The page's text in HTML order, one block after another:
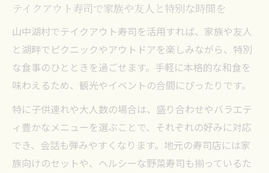
テイクアウト寿司で家族や友人と特別な時間を
山中湖村でテイクアウト寿司を活用すれば、家族や友人
と湖畔でピクニックやアウトドアを楽しみながら、特別
な食事のひとときを過ごせます。手軽に本格的な和食を
味わえるため、観光やイベントの合間にぴったりです。
特に子供連れや大人数の場合は、盛り合わせやバラエテ
ィ豊かなメニューを選ぶことで、それぞれの好みに対応
でき、会話も弾みやすくなります。地元の寿司店には家
族向けのセットや、ヘルシーな野菜寿司も揃っているた